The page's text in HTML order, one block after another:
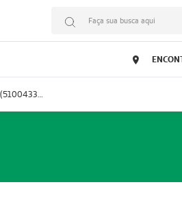
Faça sua busca aqui
Prestador Oncoped Serviços Médicos (51004335-0)